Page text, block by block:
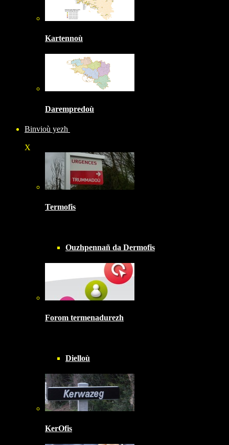
Kartennoù
Darempredoù
Binvioù yezh
X
Termofis
Ouzhpennañ da Dermofis
Forom termenadurezh
Dielloù
KerOfis